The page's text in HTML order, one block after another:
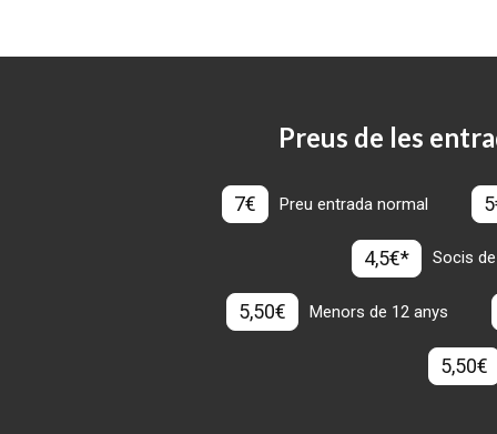
Preus de les
7€ Preu entrada normal
4,5€* Socis
5,50€ Menors de 12 anys
5,50€